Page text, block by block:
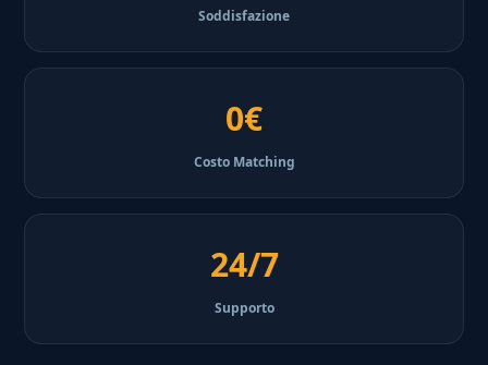
Soddisfazione
0€
Costo Matching
24/7
Supporto